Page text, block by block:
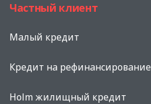
Частный клиент
Малый кредит
Кредит на рефинансированиe
Holm жилищный кредит